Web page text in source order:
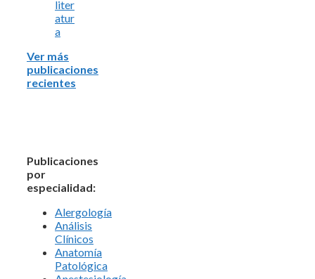
liter
atur
a
Ver más
publicaciones
recientes
Publicaciones
por
especialidad:
Alergología
Análisis
Clínicos
Anatomía
Patológica